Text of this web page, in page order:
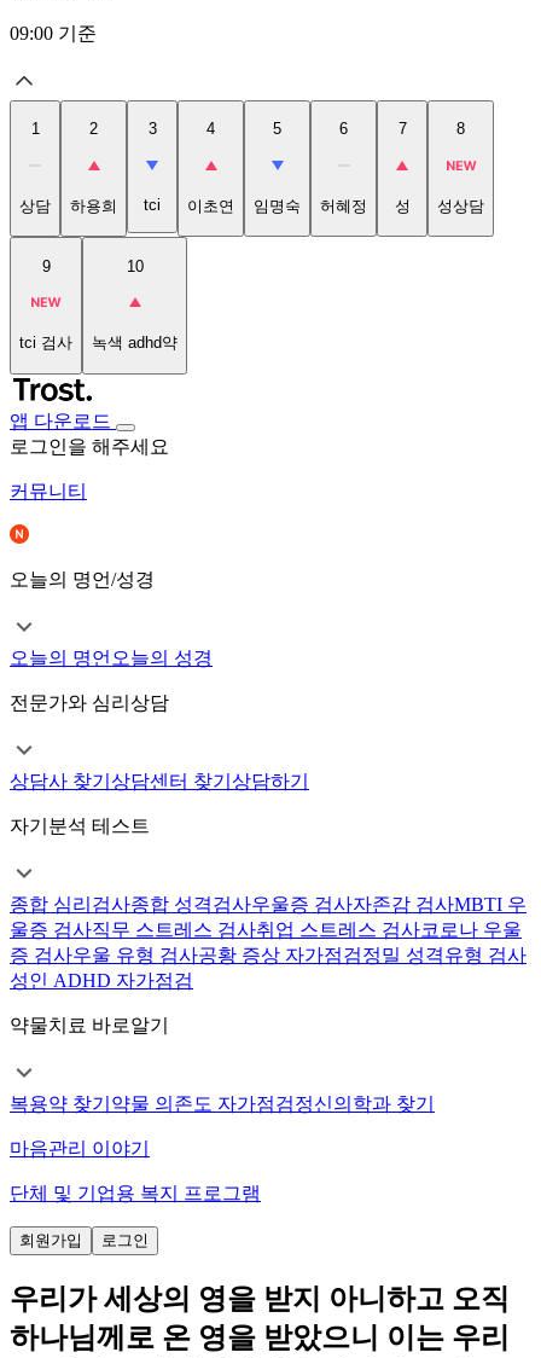
09:00 기준
1
상담
2
하용희
3
tci
4
이초연
5
임명숙
6
허혜정
7
성
8
성상담
9
tci 검사
10
녹색 adhd약
앱 다운로드
로그인을 해주세요
커뮤니티
오늘의 명언/성경
오늘의 명언 오늘의 성경
전문가와 심리상담
상담사 찾기 상담센터 찾기 상담하기
자기분석 테스트
종합 심리검사종합 성격검사우울증 검사자존감 검사MBTI 우
울증 검사직무 스트레스 검사취업 스트레스 검사코로나 우울
증 검사우울 유형 검사공황 증상 자가점검정밀 성격유형 검사
성인 ADHD 자가점검
약물치료 바로알기
복용약 찾기 약물 의존도 자가점검정신의학과 찾기
마음관리 이야기
단체 및 기업용 복지 프로그램
회원가입 로그인
우리가 세상의 영을 받지 아니하고 오직
하나님께로 온 영을 받았으니 이는 우리